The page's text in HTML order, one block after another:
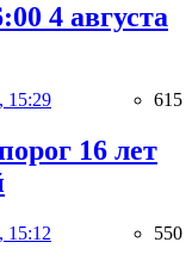
4 августа
15:29 615
16 лет
15:12 550